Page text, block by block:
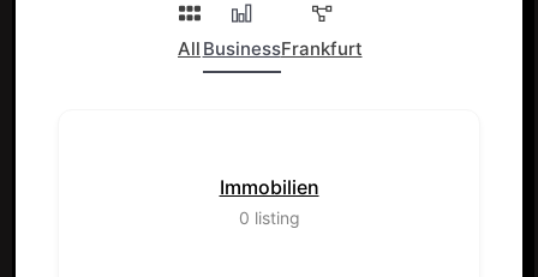
All BusinessFrankfurt
Immobilien
0 listing